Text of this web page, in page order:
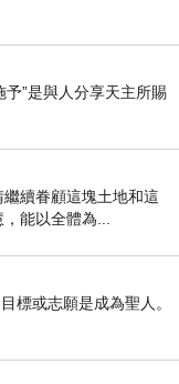
予”是與人分享天主所賜
續眷顧這塊土地和這
能以全體為...
標或志願是成為聖人。